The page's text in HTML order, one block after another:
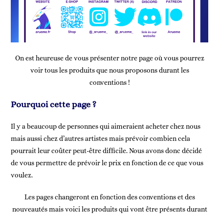
On est heureuse de vous présenter notre page où vous pourrez
voir tous les produits que nous proposons durant les
conventions !
Pourquoi cette page ?
Il y a beaucoup de personnes qui aimeraient acheter chez nous
mais aussi chez d’autres artistes mais prévoir combien cela
pourrait leur coûter peut-être difficile. Nous avons donc décidé
de vous permettre de prévoir le prix en fonction de ce que vous
voulez.
Les pages changeront en fonction des conventions et des
nouveautés mais voici les produits qui vont être présents durant